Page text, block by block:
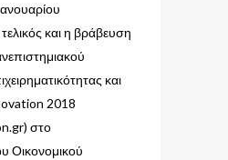
και η βράβευση
και
2018
στο
Οικονομικού